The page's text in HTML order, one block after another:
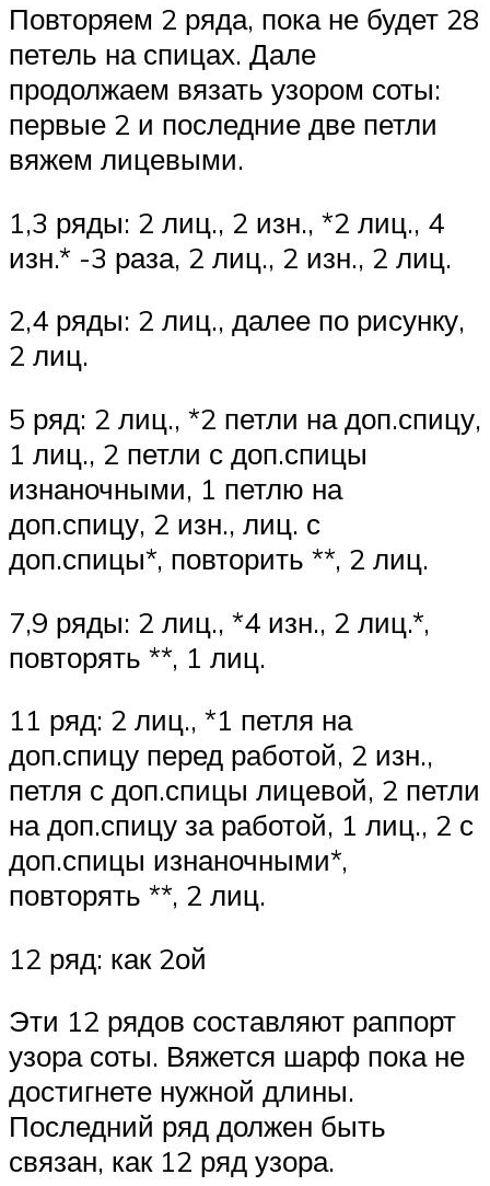
Повторяем 2 ряда, пока не будет 28
петель на спицах. Дале
продолжаем вязать узором соты:
первые 2 и последние две петли
вяжем лицевыми.
1,3 ряды: 2 лиц., 2 изн., *2 лиц., 4
изн.* -3 раза, 2 лиц., 2 изн., 2 лиц.
2,4 ряды: 2 лиц., далее по рисунку,
2 лиц.
5 ряд: 2 лиц., *2 петли на доп.спицу,
1 лиц., 2 петли с доп.спицы
изнаночными, 1 петлю на
доп.спицу, 2 изн., лиц. с
доп.спицы*, повторить **, 2 лиц.
7,9 ряды: 2 лиц., *4 изн., 2 лиц.*,
повторять **, 1 лиц.
11 ряд: 2 лиц., *1 петля на
доп.спицу перед работой, 2 изн.,
петля с доп.спицы лицевой, 2 петли
на доп.спицу за работой, 1 лиц., 2 с
доп.спицы изнаночными*,
повторять **, 2 лиц.
12 ряд: как 2ой
Эти 12 рядов составляют раппорт
узора соты. Вяжется шарф пока не
достигнете нужной длины.
Последний ряд должен быть
связан, как 12 ряд узора.